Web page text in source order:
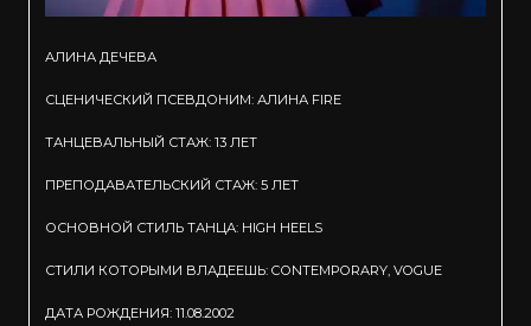
АЛИНА ДЕЧЕВА
СЦЕНИЧЕСКИЙ ПСЕВДОНИМ: АЛИНА FIRE
ТАНЦЕВАЛЬНЫЙ СТАЖ: 13 ЛЕТ
ПРЕПОДАВАТЕЛЬСКИЙ СТАЖ: 5 ЛЕТ
ОСНОВНОЙ СТИЛЬ ТАНЦА: HIGH HEELS
СТИЛИ КОТОРЫМИ ВЛАДЕЕШЬ: CONTEMPORARY, VOGUE
ДАТА РОЖДЕНИЯ: 11.08.2002